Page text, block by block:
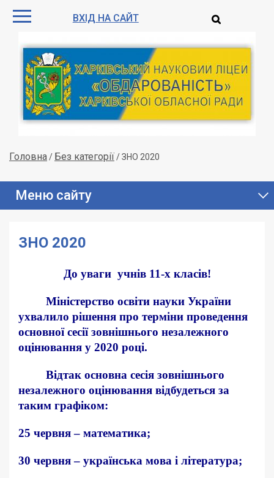
ВХІД НА САЙТ
Головна/ Без категорії/ЗНО 2020
Меню сайту
ЗНО 2020
До уваги учнів 11-х класів!
Міністерство освіти науки України
ухвалило рішення про терміни проведення
основної сесії зовнішнього незалежного
оцінювання у 2020 році.
Відтак основна сесія зовнішнього
незалежного оцінювання відбудеться за
таким графіком:
25 червня – математика;
30 червня – українська мова і література;